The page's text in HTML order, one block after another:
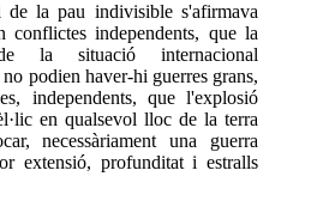
la pau indivisible s'afirmava
conflictes independents, que la
la situació internacional
podien haver-hi guerres grans,
independents, que l'explosió
en qualsevol lloc de la terra
necessàriament una guerra
extensió, profunditat i estralls